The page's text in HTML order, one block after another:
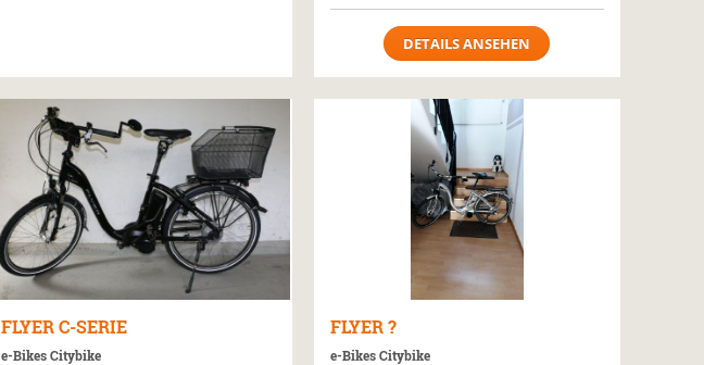
DETAILS ANSEHEN
FLYERC-SERIE
e-Bikes Citybike
FLYER ?
e-Bikes Citybike